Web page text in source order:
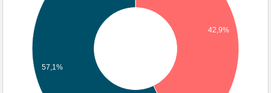
42,9%
57,1%